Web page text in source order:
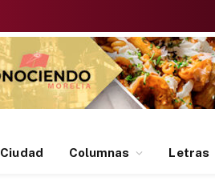
Ciudad Columnas Letras